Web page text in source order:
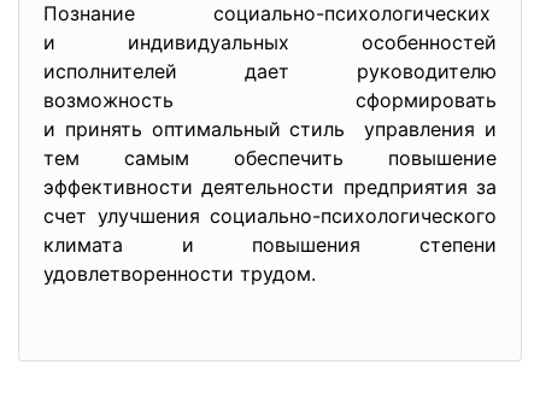
Познание социально-психологических
и индивидуальных особенностей
исполнителей дает руководителю
возможность сформировать
и принять оптимальный стиль управления и
тем самым обеспечить повышение
эффективности деятельности предприятия за
счет улучшения социально-психологического
климата и повышения степени
удовлетворенности трудом.